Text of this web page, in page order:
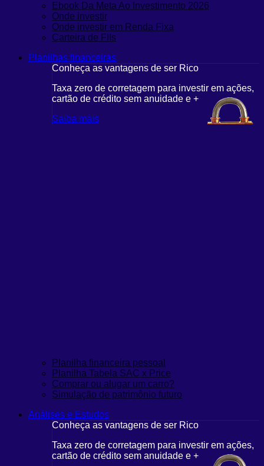
Ebook Da Meta Ao Investimento 2026
Onde investir
Onde investir em Renda Fixa
Carteira de FIIs
Planilhas financeiras
Conheça as vantagens de ser Rico
Taxa zero de corretagem para investir em ações,
cartão de crédito sem anuidade e +
Saiba mais
Planilha financeira pessoal
Planilha Tabela SAC x Price
Comprar ou alugar um carro?
Simulação de patrimônio futuro
Análises e Estudos
Conheça as vantagens de ser Rico
Taxa zero de corretagem para investir em ações,
cartão de crédito sem anuidade e +